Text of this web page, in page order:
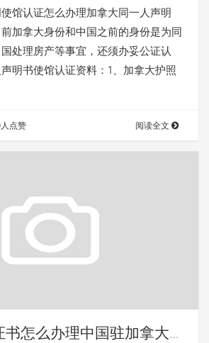
馆认证怎么办理加拿大同一人声明
加拿大身份和中国之前的身份是为同
处理房产等事宜，还须办妥公证认
明书使馆认证资料：1、加拿大护照
点赞 阅读全文
怎么办理中国驻加拿大使